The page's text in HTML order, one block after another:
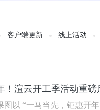
客户端更新 线上活动
渲云开工季活动重磅
图以 “一马当先，钜惠开